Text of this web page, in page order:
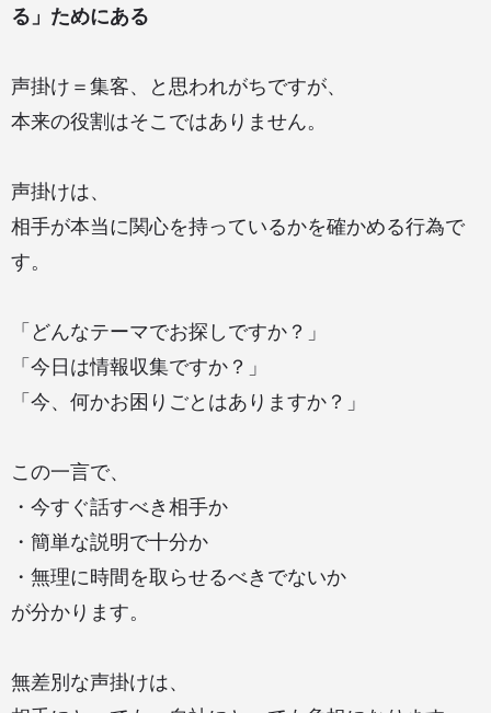
る」ためにある
声掛け＝集客、と思われがちですが、
本来の役割はそこではありません。
声掛けは、
相手が本当に関心を持っているかを確かめる行為で
す。
「どんなテーマでお探しですか？」
「今日は情報収集ですか？」
「今、何かお困りごとはありますか？」
この一言で、
・今すぐ話すべき相手か
・簡単な説明で十分か
・無理に時間を取らせるべきでないか
が分かります。
無差別な声掛けは、